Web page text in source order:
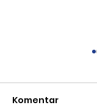
Komentar